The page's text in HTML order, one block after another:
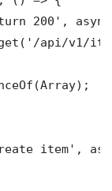
200',
api/v1/
item',